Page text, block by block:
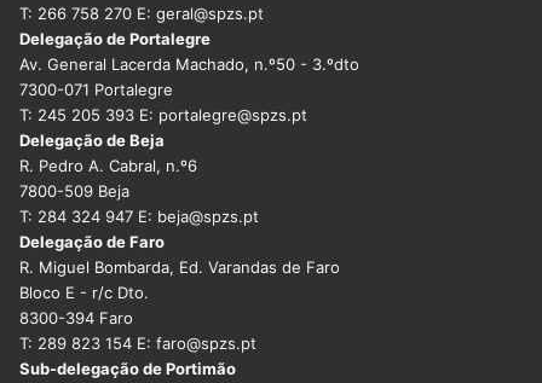
T: 266 758 270 E: geral@spzs.pt
Delegação de Portalegre
Av. General Lacerda Machado, n.º50 - 3.ºdto
7300-071 Portalegre
T: 245 205 393 E: portalegre@spzs.pt
Delegação de Beja
R. Pedro A. Cabral, n.º6
7800-509 Beja
T: 284 324 947 E: beja@spzs.pt
Delegação de Faro
R. Miguel Bombarda, Ed. Varandas de Faro
Bloco E - r/c Dto.
8300-394 Faro
T: 289 823 154 E: faro@spzs.pt
Sub-delegação de Portimão